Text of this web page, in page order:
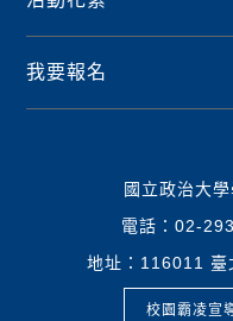
我要報名
國立政治大
電話：02-
地址：116011 臺
校園霸凌宣